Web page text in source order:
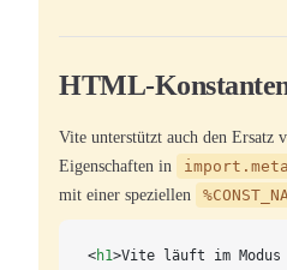
HTML-
Vite unterstützt auch den Ersatz
Eigenschaften in
mit einer speziellen
<h1>Vite läuft im Modus